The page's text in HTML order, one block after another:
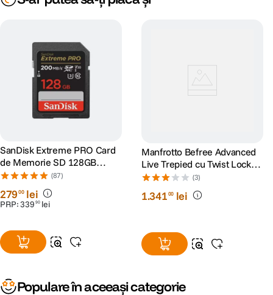
SanDisk Extreme PRO Card
de Memorie SD 128GB
SDXC UHS-I Class 10 U3 V30
+ 2 Ani RescuePRO Deluxe
(87)
27900 lei
PRP:339 90 lei
Manfrotto Befree Advanced
Live Trepied cu Twist Locks
si Cap Video(3)
1.34100 lei
Populare în aceeași categorie